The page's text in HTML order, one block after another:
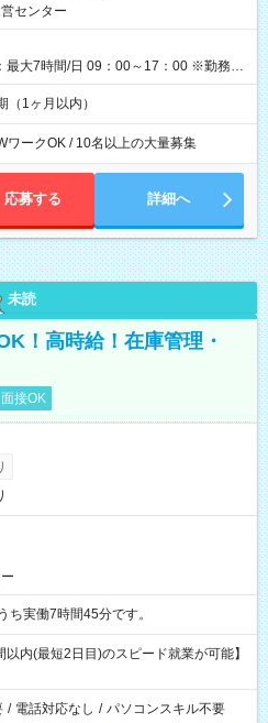
7:00～13:30（休憩なし） 時給1,300
間＝日収8,400円＋交通費 【試用期
センター
最大7時間/日 09：00～17：00 ※勤務時
ます。
（1ヶ月以内）
ワークOK / 10名以上の大量募集
応募する 詳細へ
未読
！高時給！在庫管理・
接OK
表記のうち実働7時間45分です。
内(最短2日目)のスピード就業が可能】
/ 電話対応なし / パソコンスキル不要